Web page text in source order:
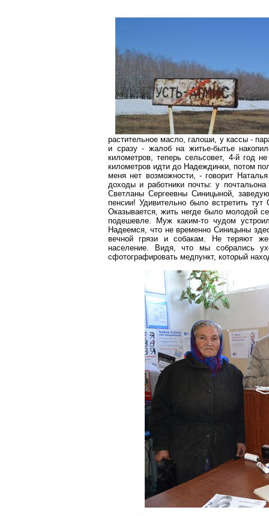
растительное масло, галоши, у кассы -
и сразу - жалоб на житье-бытье
километров, теперь сельсовет, 4-й год
километров идти до Надеждинки, потом
меня нет возможности, - говорит
доходы и работники почты: у
Светланы Сергеевны Синицыной,
пенсии! Удивительно было встретить
Оказывается, жить негде было молодой
подешевле. Муж каким-то чудом
Надеемся, что не временно Синицыны
вечной грязи и собакам. Не теряют
население. Видя, что мы собрались
сфотографировать медпункт, который